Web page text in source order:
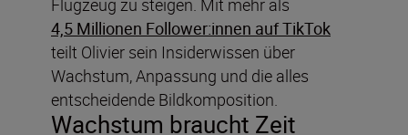
4,5 Millionen Follower:innen auf TikTok
teilt Olivier sein Insiderwissen über
Wachstum, Anpassung und die alles
entscheidende Bildkomposition.
Wachstum braucht Zeit